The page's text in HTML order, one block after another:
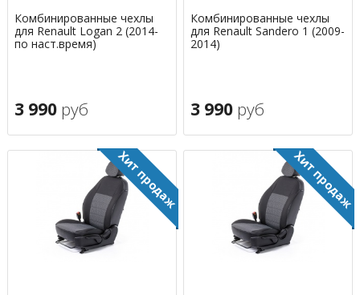
Комбинированные чехлы
для Renault Logan 2 (2014-
по наст.время)
3 990 руб
Комбинированные чехлы
для Renault Sandero 1 (2009-
2014)
3 990 руб